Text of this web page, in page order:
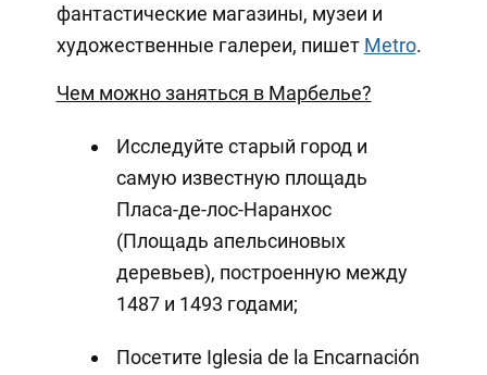
фантастические магазины, музеи и
художественные галереи, пишет Metro.
Чем можно заняться в Марбелье?
Исследуйте старый город и
самую известную площадь
Пласа-де-лос-Наранхос
(Площадь апельсиновых
деревьев), построенную между
1487 и 1493 годами;
Посетите Iglesia de la Encarnación